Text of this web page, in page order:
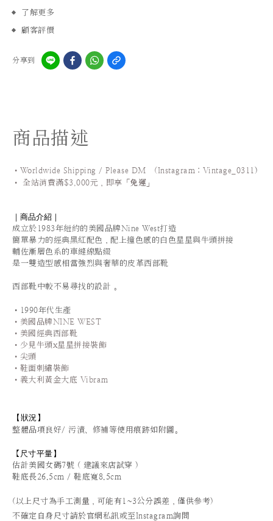
了解更多
顧客評價
分享到
商品描述
•Worldwide Shipping / Please DM (Instagram：Vintage_0311 )
•
全站消費滿$3,000元，即享「 免運 」
｜商品介紹｜
成立於1983年紐約的美國品牌Nine West打造
簡單暴力的經典黑紅配色 ， 配上撞色感的白色星星與牛頭拼接
輔佐漸層色系的車縫線點綴
是一雙造型感相當強烈與奢華的皮革西部靴
西部靴中較不易尋找的設計 。
•1990年代生產
•美國品牌NINE WEST
•美國經典西部靴
•少見牛頭x星星拼接裝飾
•尖頭
•鞋面刺繡裝飾
•義大利黃金大底 Vibram
【狀況】
整體品項良好/ 污漬、修補等使用痕跡如附圖。
【 尺寸平量】
估計美國女碼7號 ( 建議來店試穿 )
鞋底長26.5cm / 鞋底寬8.5cm
(以上尺寸為手工測量，可能有1~3公分誤差，僅供參考)
不確定自身尺寸請於官網私訊或至Instagram詢問